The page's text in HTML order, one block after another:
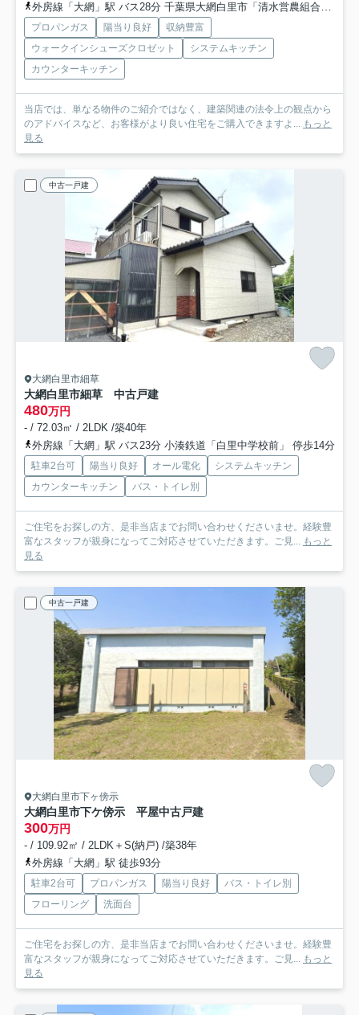
外房線「大網」駅 バス28分 千葉県大網白里市「清水営農組合」 停歩4分
プロパンガス 陽当り良好
収納豊富
ウォークインシューズクロゼット
システムキッチン
カウンターキッチン
当店では、単なる物件のご紹介ではなく、建築関連の法令上の観点から
のアドバイスなど、お客様がより良い住宅をご購入できますよ... もっと
見る
中古一戸建
大網白里市細草
大網白里市細草 中古戸建
480万円
- / 72.03㎡ / 2LDK /築40年
外房線「大網」駅 バス23分 小湊鉄道「白里中学校前」 停歩14分
駐車2台可 陽当り良好 オール電化
システムキッチン
カウンターキッチン
バス・トイレ別
ご住宅をお探しの方、是非当店までお問い合わせくださいませ。経験豊
富なスタッフが親身になってご対応させていただきます。ご見... もっと
見る
中古一戸建
大網白里市下ヶ傍示
大網白里市下ケ傍示 平屋中古戸建
300万円
- / 109.92㎡ / 2LDK＋S(納戸) /築38年
外房線「大網」駅 徒歩93分
駐車2台可 プロパンガス 陽当り良好
バス・トイレ別
フローリング
洗面台
ご住宅をお探しの方、是非当店までお問い合わせくださいませ。経験豊
富なスタッフが親身になってご対応させていただきます。ご見... もっと
見る